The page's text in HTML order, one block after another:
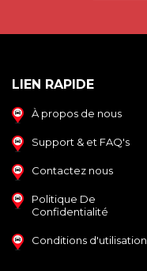
LIEN RAPIDE
À propos de nous
Support & et FAQ's
Contactez nous
Politique De
Confidentialité
Conditions d'utilisation